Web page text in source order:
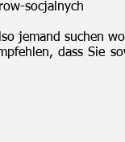
socjalnych
jemand suchen
dass Sie